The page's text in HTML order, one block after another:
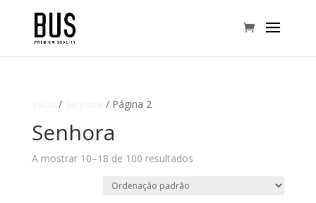
/ / Página 2
Senhora
A mostrar 10–18 de 100 resultados